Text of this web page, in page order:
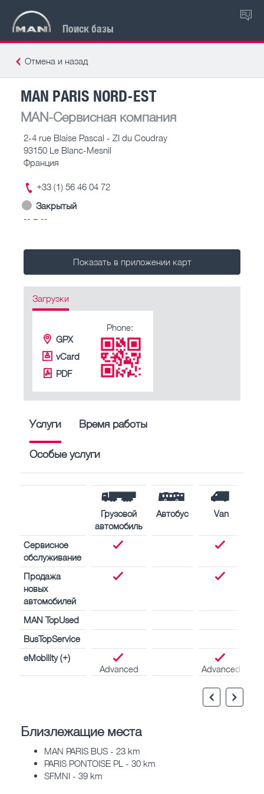
Поиск базы
RU
Отмена и назад
MAN PARIS NORD-EST
MAN-Сервисная компания
2-4 rue Blaise Pascal - ZI du Coudray
93150 Le Blanc-Mesnil
Франция
+33 (1) 56 46 04 72
Закрытый
-- – --
Показать в приложении карт
Загрузки
GPX
vCard
PDF
Phone:
Услуги Время работы
Особые услуги
Грузовой
автомобиль
Автобус Van
Сервисное
обслуживание
Продажа
новых
автомобилей
MAN TopUsed
BusTopService
eMobility (+)
Advanced
Advanced
Близлежащие места
MAN PARIS BUS - 23 km
PARIS PONTOISE PL - 30 km
SFMNI - 39 km